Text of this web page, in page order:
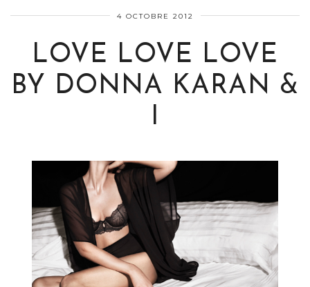
4 OCTOBRE 2012
LOVE LOVE LOVE
BY DONNA KARAN &
I